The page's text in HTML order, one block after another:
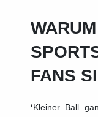
FANS
‘Kleiner Ball